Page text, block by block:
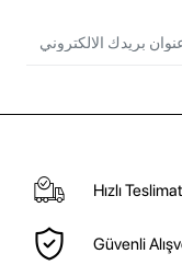
Hızlı Teslimat
Güvenli